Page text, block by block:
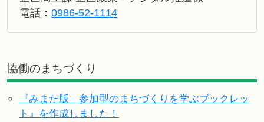
電話： 0986-52-1114
協働のまちづくり
『みまた版 参加型のまちづくりを学ぶブックレッ
ト』を作成しました！